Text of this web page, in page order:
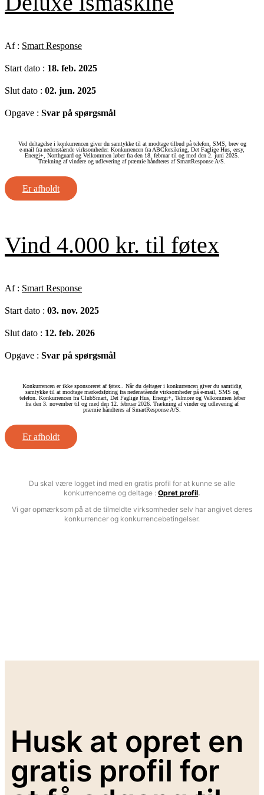
Af : Smart Response
Start dato : 18. feb. 2025
Slut dato : 02. jun. 2025
Opgave : Svar på spørgsmål
Ved deltagelse i konkurrencen giver du samtykke til at modtage tilbud på telefon, SMS, brev og
e‑mail fra nedenstående virksomheder. Konkurrencen fra ABCforsikring, Det Faglige Hus, eesy,
Energi+, Northguard og Velkommen løber fra den 18. februar til og med den 2. juni 2025.
Trækning af vindere og udlevering af præmie håndteres af SmartResponse A/S.
Er afholdt
Vind 4.000 kr. til føtex
Af : Smart Response
Start dato : 03. nov. 2025
Slut dato : 12. feb. 2026
Opgave : Svar på spørgsmål
Konkurrencen er ikke sponsoreret af føtex.. Når du deltager i konkurrencen giver du samtidig
samtykke til at modtage markedsføring fra nedenstående virksomheder på e-mail, SMS og
telefon. Konkurrencen fra ClubSmart, Det Faglige Hus, Energi+, Telmore og Velkommen løber
fra den 3. november til og med den 12. februar 2026. Trækning af vinder og udlevering af
præmie håndteres af SmartResponse A/S.
Er afholdt
Du skal være logget ind med en gratis profil for at kunne se alle
konkurrencerne og deltage : Opret profil.
Vi gør opmærksom på at de tilmeldte virksomheder selv har angivet deres
konkurrencer og konkurrencebetingelser.
Husk at opret en
gratis profil for